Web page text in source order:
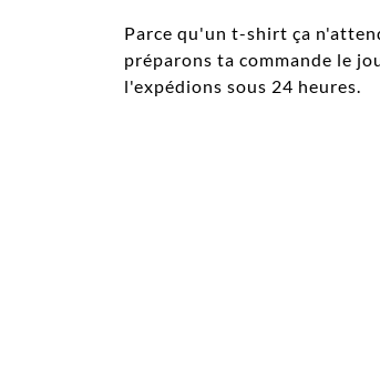
Parce qu'un t-shirt ça
préparons ta commande le
l'expédions sous 24 heures.